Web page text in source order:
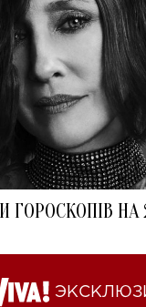
ГОРОСКОПІВ НА